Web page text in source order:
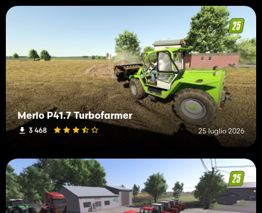
Merlo P41.7 Turbofarmer
3 468 25 luglio 2026